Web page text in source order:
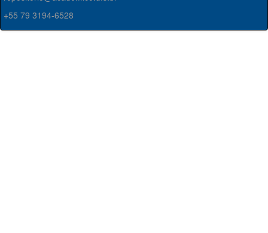
+55 79 3194-6528